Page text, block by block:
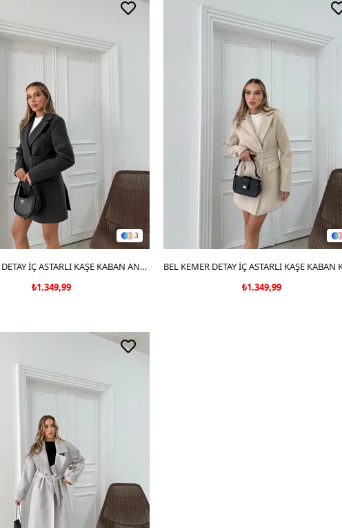
3
SEPETE EKLE
BEL KEMER DETAY İÇ ASTARLI KAŞE KABAN ANTRASİT
₺1.349,99
SEPETE EKLE
₺1.349,99